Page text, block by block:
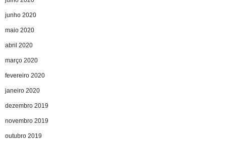
junho 2020
maio 2020
abril 2020
março 2020
fevereiro 2020
janeiro 2020
dezembro 2019
novembro 2019
outubro 2019